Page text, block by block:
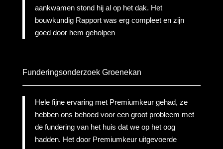
aankwamen stond hij al op het dak. Het
bouwkundig Rapport was erg compleet en zijn
goed door hem geholpen
Funderingsonderzoek Groenekan
Hele fijne ervaring met Premiumkeur gehad, ze
hebben ons behoed voor een groot probleem met
de fundering van het huis dat we op het oog
hadden. Het door Premiumkeur uitgevoerde